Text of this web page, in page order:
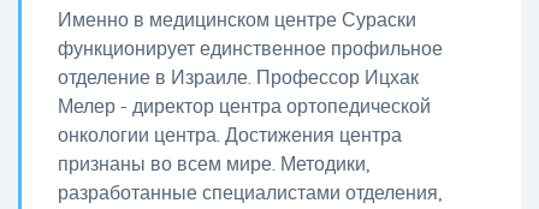
Именно в медицинском центре Сураски
функционирует единственное профильное
отделение в Израиле. Профессор Ицхак
Мелер - директор центра ортопедической
онкологии центра. Достижения центра
признаны во всем мире. Методики,
разработанные специалистами отделения,